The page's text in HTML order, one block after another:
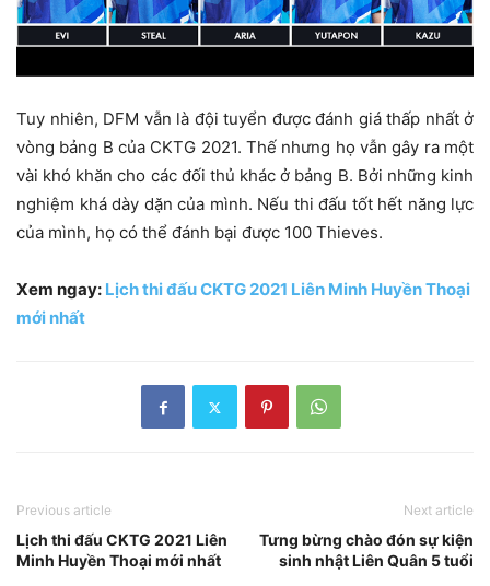
Tuy nhiên, DFM vẫn là đội tuyển được đánh giá thấp nhất ở
vòng bảng B của CKTG 2021. Thế nhưng họ vẫn gây ra một
vài khó khăn cho các đối thủ khác ở bảng B. Bởi những kinh
nghiệm khá dày dặn của mình. Nếu thi đấu tốt hết năng lực
của mình, họ có thể đánh bại được 100 Thieves.
Xem ngay: Lịch thi đấu CKTG 2021 Liên Minh Huyền Thoại
mới nhất
Previous article
Lịch thi đấu CKTG 2021 Liên
Minh Huyền Thoại mới nhất
Next article
Tưng bừng chào đón sự kiện
sinh nhật Liên Quân 5 tuổi